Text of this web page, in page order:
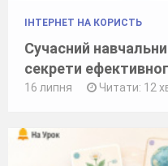
ІНТЕРНЕТ НА КОРИСТЬ
Сучасний
секрети
16 липня Читати: 12